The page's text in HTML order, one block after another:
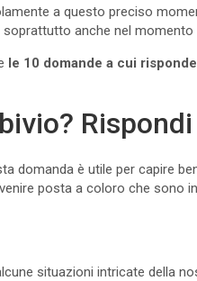
a questo preciso
anche nel
le 10 domande a cui
domanda è utile per capire
posta a coloro che sono
situazioni intricate della